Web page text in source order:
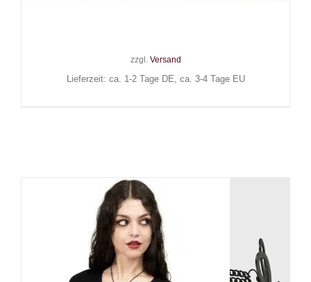
zzgl. Versand
Lieferzeit: ca. 1-2 Tage DE, ca. 3-4 Tage EU